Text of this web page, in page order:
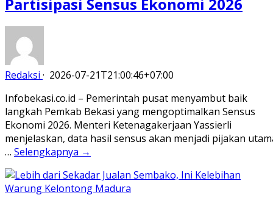
Redaksi · 2026-07-21T21:00:46+07:00
Infobekasi.co.id – Pemerintah pusat menyambut baik
langkah Pemkab Bekasi yang mengoptimalkan Sensus
Ekonomi 2026. Menteri Ketenagakerjaan Yassierli
menjelaskan, data hasil sensus akan menjadi pijakan
… Selengkapnya →